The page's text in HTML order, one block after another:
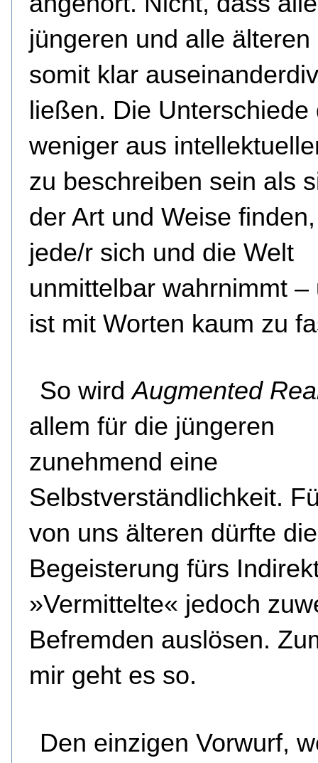
jüngeren und alle älteren
somit klar
ließen. Die Unterschiede
weniger aus
zu beschreiben sein als
der Art und Weise
jede/r sich und die Welt
unmittelbar wahrnimmt –
ist mit Worten kaum zu
So wirdAugmented
allem für die jüngeren
zunehmend eine
Selbstverständlichkeit.
von uns älteren dürfte
Begeisterung fürs
»Vermittelte« jedoch
Befremden auslösen.
mir geht es so.
Den einzigen Vorwurf,